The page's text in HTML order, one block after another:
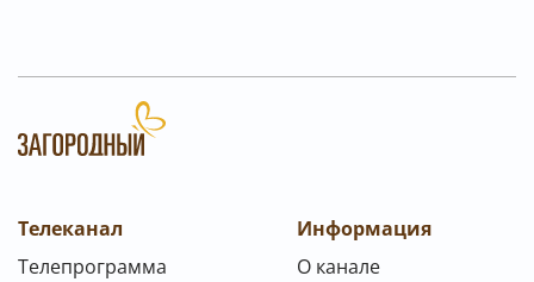
Телеканал
Телепрограмма
Информация
О канале